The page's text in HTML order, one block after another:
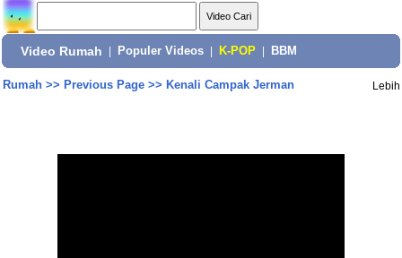
Video Rumah Populer Videos K-POP BBM
Rumah>> Previous Page>> Kenali Campak Jerman Lebih